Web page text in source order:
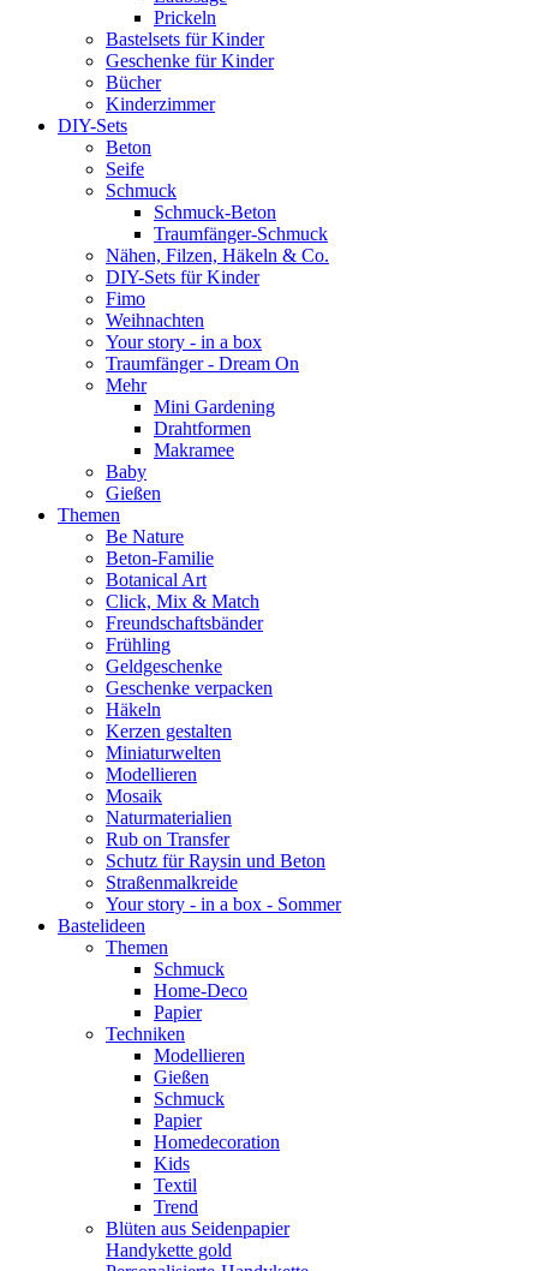
Prickeln
Bastelsets für Kinder
Geschenke für Kinder
Bücher
Kinderzimmer
DIY-Sets
Beton
Seife
Schmuck
Schmuck-Beton
Traumfänger-Schmuck
Nähen, Filzen, Häkeln & Co.
DIY-Sets für Kinder
Fimo
Weihnachten
Your story - in a box
Traumfänger - Dream On
Mehr
Mini Gardening
Drahtformen
Makramee
Baby
Gießen
Themen
Be Nature
Beton-Familie
Botanical Art
Click, Mix & Match
Freundschaftsbänder
Frühling
Geldgeschenke
Geschenke verpacken
Häkeln
Kerzen gestalten
Miniaturwelten
Modellieren
Mosaik
Naturmaterialien
Rub on Transfer
Schutz für Raysin und Beton
Straßenmalkreide
Your story - in a box - Sommer
Bastelideen
Themen
Schmuck
Home-Deco
Papier
Techniken
Modellieren
Gießen
Schmuck
Papier
Homedecoration
Kids
Textil
Trend
Blüten aus Seidenpapier
Handykette gold